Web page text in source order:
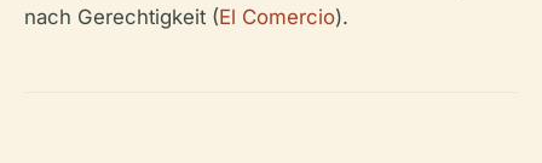
nach Gerechtigkeit (El Comercio).